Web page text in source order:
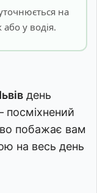
на
у водія.
день
побажає вам
на весь день